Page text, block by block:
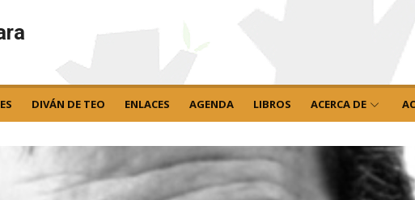
DIVÁN DE TEO ENLACES AGENDA LIBROS ACERCA DE